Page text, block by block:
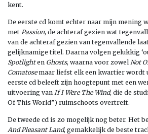
kent.
De eerste cd komt echter naar mijn mening
met Passion, de achteraf gezien wat
van de achteraf gezien van tegenvallende
gelijknamige titel. Daarna volgen gelukkig
Spotlighten Ghosts, waarna voor zowel Not
Comatosemaar liefst elk een kwartier wordt
eerste cd beleeft zijn hoogtepunt met een
uitvoering van If I Were The Wind, die de
Of This World”) ruimschoots overtreft.
De tweede cd is zo mogelijk nog beter. Het
And Pleasant Land, gemakkelijk de beste